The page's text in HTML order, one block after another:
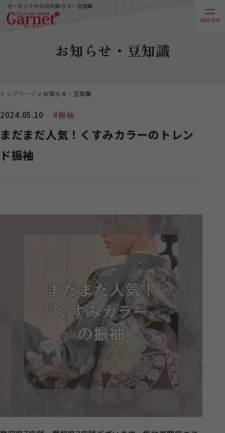
ガーネットからのお知らせ・豆知識
お知らせ・豆知識
2024.05.10 #振袖
まだまだ人気！くすみカラーのトレン
ド振袖
トップページ お知らせ・豆知識